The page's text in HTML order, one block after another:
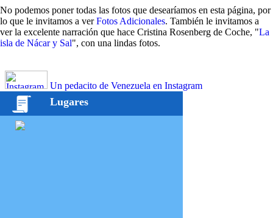
No podemos poner todas las fotos que desearíamos en esta página, por
lo que le invitamos a verFotos Adicionales. También le invitamos a
ver la excelente narración que hace Cristina Rosenberg de Coche, "La
isla de Nácar y Sal", con una lindas fotos.
Un pedacito de Venezuela en Instagram
Lugares